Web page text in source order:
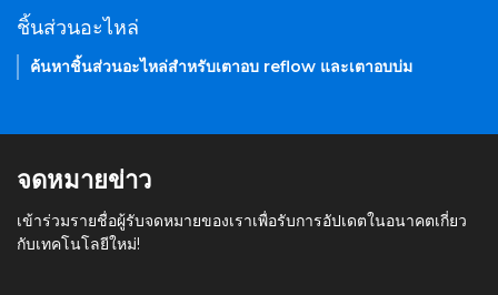
ชิ้นส่วนอะไหล่
ค้นหาชิ้นส่วนอะไหล่สำหรับเตาอบ reflow และเตาอบบ่ม
จดหมายข่าว
เข้าร่วมรายชื่อผู้รับจดหมายของเราเพื่อรับการอัปเดตในอนาคตเกี่ยว
กับเทคโนโลยีใหม่!